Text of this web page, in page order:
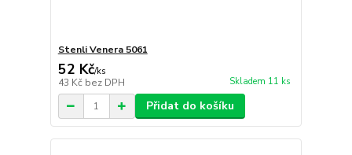
Stenli Venera 5061
52 Kč/ks
43 Kč bez DPH Skladem 11 ks
Přidat do košíku